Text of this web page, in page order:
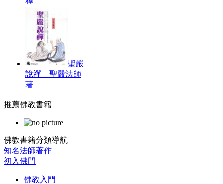
聖嚴
說禪 聖嚴法師
著
推薦佛教書籍
佛教書籍分類導航
知名法師著作
初入佛門
佛教入門